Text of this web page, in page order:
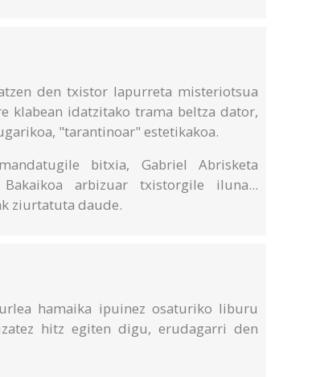
den txistor lapurreta misteriotsua
klabean idatzitako trama beltza dator,
"tarantinoar" estetikakoa.
bitxia, Gabriel Abrisketa
arbizuar txistorgile iluna...
ziurtatuta daude.
hamaika ipuinez osaturiko liburu
hitz egiten digu, erudagarri den